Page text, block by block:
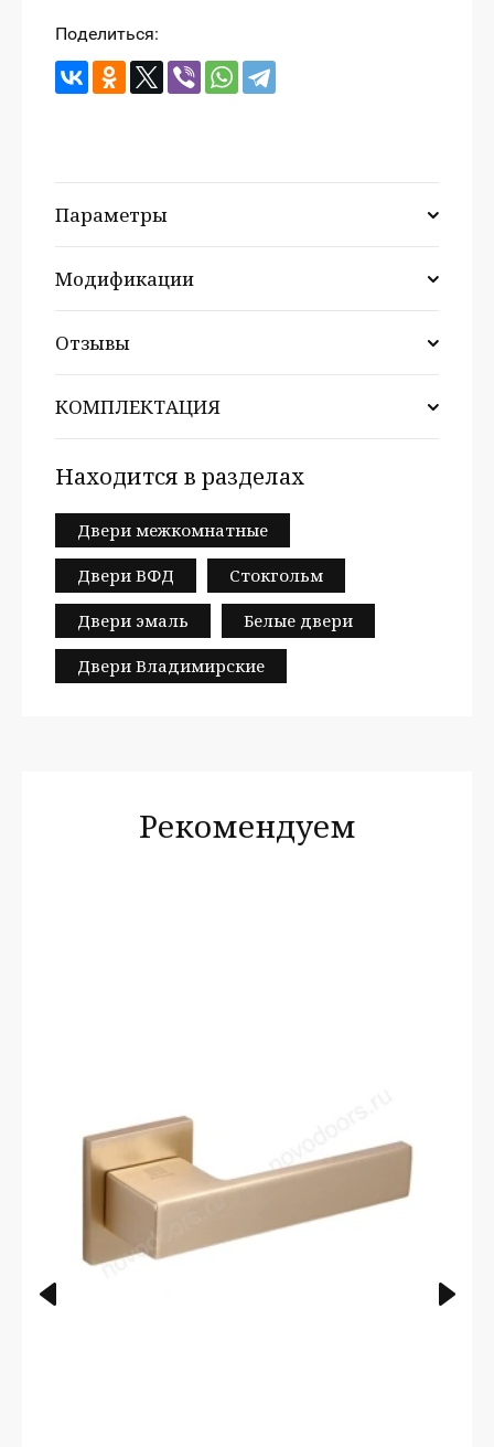
Поделиться:
Параметры
Модификации
Отзывы
КОМПЛЕКТАЦИЯ
Находится в разделах
Двери межкомнатные
Двери ВФД Стокгольм
Двери эмаль Белые двери
Двери Владимирские
Рекомендуем